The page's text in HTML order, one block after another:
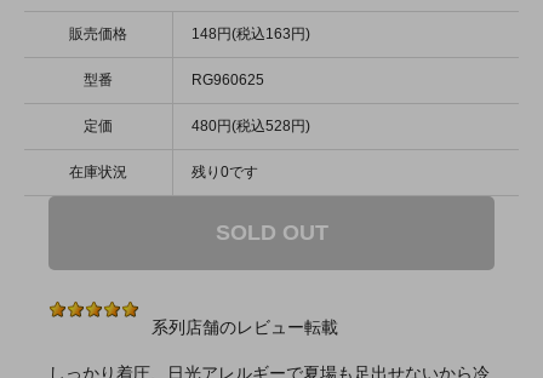
販売価格 148円(税込163円)
型番 RG960625
定価 480円(税込528円)
在庫状況 残り0です
SOLD OUT
系列店舗のレビュー転載
しっかり着圧、日光アレルギーで夏場も足出せないから冷